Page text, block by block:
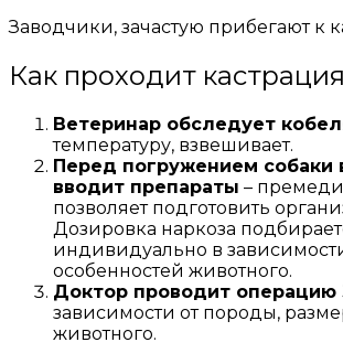
Заводчики, зачастую прибегают к
Как проходит
Ветеринар обследует
температуру, взвешивает.
Перед погружением собаки
вводит препараты –
позволяет подготовить
Дозировка наркоза
индивидуально в
особенностей животного.
Доктор проводит операцию
зависимости от породы,
животного.